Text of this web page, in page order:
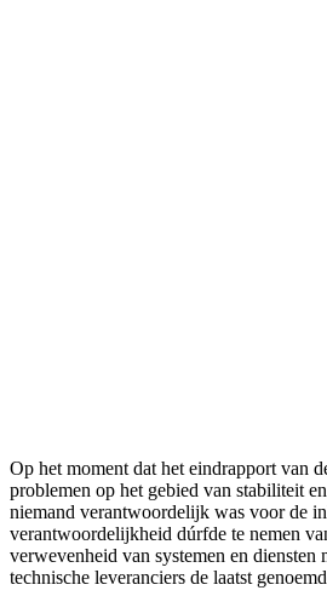
Op het moment dat het eindrapport van
problemen op het gebied van stabiliteit
niemand verantwoordelijk was voor de
verantwoordelijkheid dúrfde te nemen
verwevenheid van systemen en
technische leveranciers de laatst